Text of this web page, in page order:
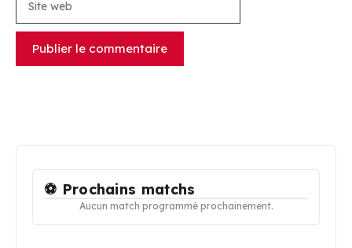
web
⚽ Prochains matchs
Aucun match programmé prochainement.